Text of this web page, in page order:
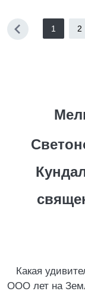
1 2
Какая
ООО лет на